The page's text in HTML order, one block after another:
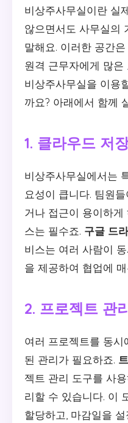
비상주사무실이란 실
않으면서도 사무실의
말해요. 이러한 공간
원격 근무자에게 많은
비상주사무실을 이용
까요? 아래에서 함께
1. 클라우드 저
비상주사무실에서는
요성이 큽니다. 팀원
거나 접근이 용이하
스는 필수죠. 구글 드
비스는 여러 사람이
을 제공하여 협업에
2. 프로젝트 관
여러 프로젝트를 동시
된 관리가 필요하죠.
젝트 관리 도구를 사
리할 수 있습니다. 이
할당하고, 마감일을